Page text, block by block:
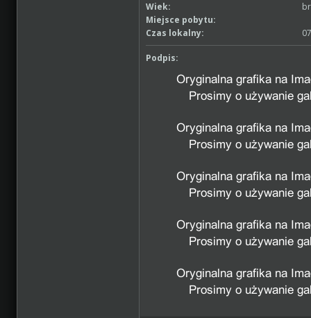
Wiek:
Miejsce pobytu:
Czas lokalny:
Podpis: